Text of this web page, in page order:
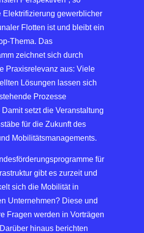
Elektrifizierung gewerblicher
Flotten ist und bleibt ein
Thema. Das
zeichnet sich durch
Praxisrelevanz aus: Viele
Lösungen lassen sich
Prozesse
setzt die Veranstaltung
für die Zukunft des
Mobilitätsmanagements.
für
gibt es zurzeit und
sich die Mobilität in
Unternehmen? Diese und
Fragen werden in Vorträgen
hinaus berichten